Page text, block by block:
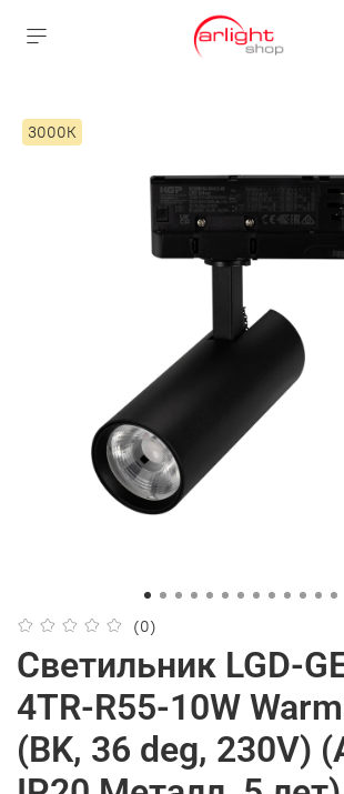
3000К
(0)
Светильник LGD-
4TR-R55-10W
(BK, 36 deg, 230V)